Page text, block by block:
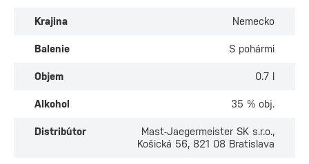
Krajina Nemecko
Balenie S pohármi
Objem 0.7 l
Alkohol 35 % obj.
Distribútor
Mast-Jaegermeister SK s.r.o.,
Košická 56, 821 08 Bratislava